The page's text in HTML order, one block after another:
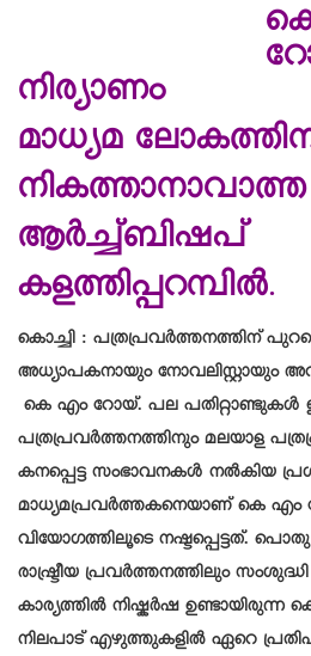
നിര്യാണം
മാധ്യമ
നികത്താനാവാത്ത
ആർച്ച്ബിഷപ്
കളത്തിപ്പറമ്പിൽ.
കൊച്ചി : പത്രപ്രവർത്തനത്തിന്
അധ്യാപകനായും നോവലിസ്റ്റായും
കെ എം റോയ്. പല പതിറ്റാണ്ടുകൾ
പത്രപ്രവർത്തനത്തിനും മലയാള
കനപ്പെട്ട സംഭാവനകൾ നൽകിയ
മാധ്യമപ്രവർത്തകനെയാണ് കെ എം
വിയോഗത്തിലൂടെ നഷ്ടപ്പെട്ടത്.
രാഷ്ട്രീയ പ്രവർത്തനത്തിലും
കാര്യത്തിൽ നിഷ്കർഷ
നിലപാട് എഴുത്തുകളിൽ ഏറെ